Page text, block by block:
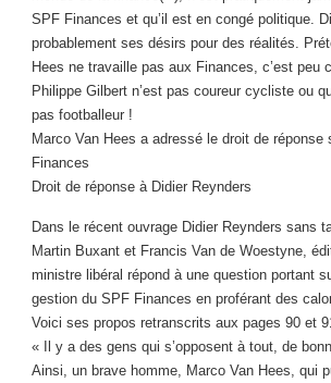
SPF Finances et qu’il est en congé politique.
probablement ses désirs pour des réalités.
Hees ne travaille pas aux Finances, c’est peu
Philippe Gilbert n’est pas coureur cycliste ou
pas footballeur !
Marco Van Hees a adressé le droit de réponse
Finances
Droit de réponse à Didier Reynders
Dans le récent ouvrage Didier Reynders sans
Martin Buxant et Francis Van de Woestyne,
ministre libéral répond à une question portant
gestion du SPF Finances en proférant des
Voici ses propos retranscrits aux pages 90 et
« Il y a des gens qui s’opposent à tout, de
Ainsi, un brave homme, Marco Van Hees, qui